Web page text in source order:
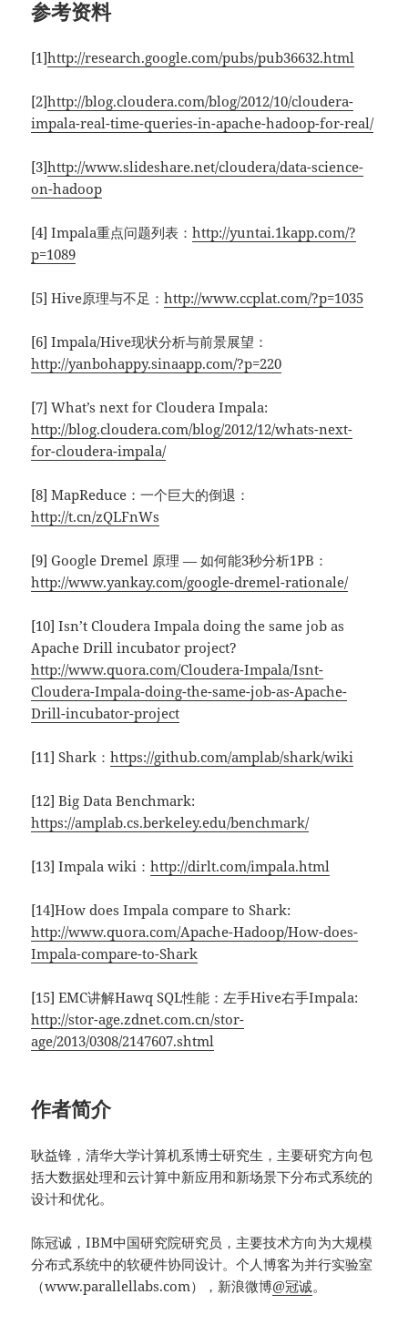
参考资料
[1]http://research.google.com/pubs/pub36632.html
[2]http://blog.cloudera.com/blog/2012/10/cloudera-
impala-real-time-queries-in-apache-hadoop-for-real/
[3]http://www.slideshare.net/cloudera/data-science-
on-hadoop
[4] Impala重点问题列表：http://yuntai.1kapp.com/?
p=1089
[5] Hive原理与不足：http://www.ccplat.com/?p=1035
[6] Impala/Hive现状分析与前景展望：
http://yanbohappy.sinaapp.com/?p=220
[7] What’s next for Cloudera Impala:
http://blog.cloudera.com/blog/2012/12/whats-next-
for-cloudera-impala/
[8] MapReduce：一个巨大的倒退：
http://t.cn/zQLFnWs
[9] Google Dremel 原理 — 如何能3秒分析1PB：
http://www.yankay.com/google-dremel-rationale/
[10] Isn’t Cloudera Impala doing the same job as
Apache Drill incubator project?
http://www.quora.com/Cloudera-Impala/Isnt-
Cloudera-Impala-doing-the-same-job-as-Apache-
Drill-incubator-project
[11] Shark：https://github.com/amplab/shark/wiki
[12] Big Data Benchmark:
https://amplab.cs.berkeley.edu/benchmark/
[13] Impala wiki：http://dirlt.com/impala.html
[14]How does Impala compare to Shark:
http://www.quora.com/Apache-Hadoop/How-does-
Impala-compare-to-Shark
[15] EMC讲解Hawq SQL性能：左手Hive右手Impala:
http://stor-age.zdnet.com.cn/stor-
age/2013/0308/2147607.shtml
作者简介
耿益锋，清华大学计算机系博士研究生，主要研究方向包
括大数据处理和云计算中新应用和新场景下分布式系统的
设计和优化。
陈冠诚，IBM中国研究院研究员，主要技术方向为大规模
分布式系统中的软硬件协同设计。个人博客为并行实验室
（www.parallellabs.com），新浪微博@冠诚。